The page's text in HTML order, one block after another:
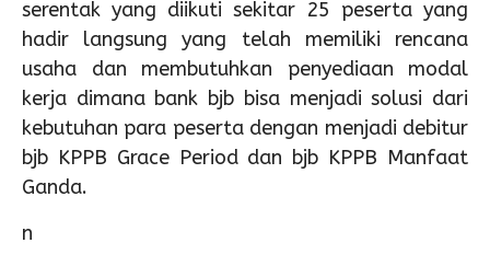
serentak yang diikuti sekitar 25 peserta yang
hadir langsung yang telah memiliki rencana
usaha dan membutuhkan penyediaan modal
kerja dimana bank bjb bisa menjadi solusi dari
kebutuhan para peserta dengan menjadi debitur
bjb KPPB Grace Period dan bjb KPPB Manfaat
Ganda.
n